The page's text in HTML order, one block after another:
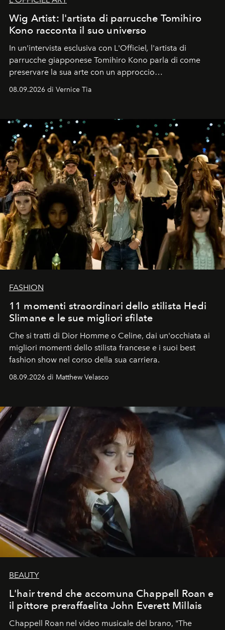
Wig Artist: l'artista di parrucche Tomihiro
Kono racconta il suo universo
In un'intervista esclusiva con L'Officiel , l'artista di
parrucche giapponese Tomihiro Kono parla di come
preservare la sua arte con un approccio
contemporaneo.
08.09.2026 di Vernice Tia
FASHION
11 momenti straordinari dello stilista Hedi
Slimane e le sue migliori sfilate
Che si tratti di Dior Homme o Celine, dai un'occhiata ai
migliori momenti dello stilista francese e i suoi best
fashion show nel corso della sua carriera.
08.09.2026 di Matthew Velasco
BEAUTY
L'hair trend che accomuna Chappell Roan e
il pittore preraffaelita John Everett Millais
Chappell Roan nel video musicale del brano, "The